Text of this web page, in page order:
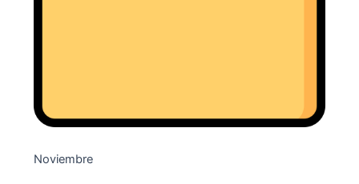
Noviembre